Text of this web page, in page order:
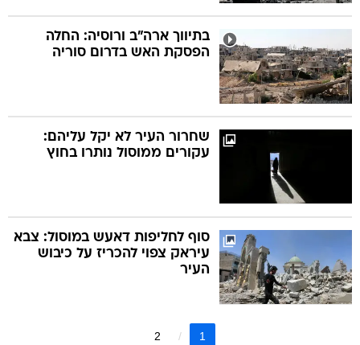
בתיווך ארה"ב ורוסיה: החלה
הפסקת האש בדרום סוריה
שחרור העיר לא יקל עליהם:
עקורים ממוסול נותרו בחוץ
סוף לחליפות דאעש במוסול: צבא
עיראק צפוי להכריז על כיבוש
העיר
1
2